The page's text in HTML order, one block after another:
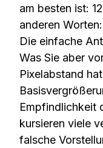
am besten ist:
anderen
Die einfache
Was Sie aber
Pixelabstand
Empfindlichkeit
kursieren viele
falsche